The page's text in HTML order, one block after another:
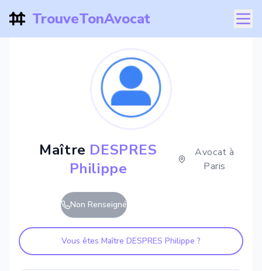
TrouveTonAvocat
Maître DESPRES
Philippe
Avocat à
Paris
Non Renseigné
Vous êtes Maître DESPRES Philippe ?